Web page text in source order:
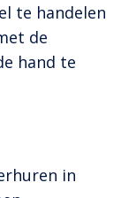
te handelen
de
hand te
in